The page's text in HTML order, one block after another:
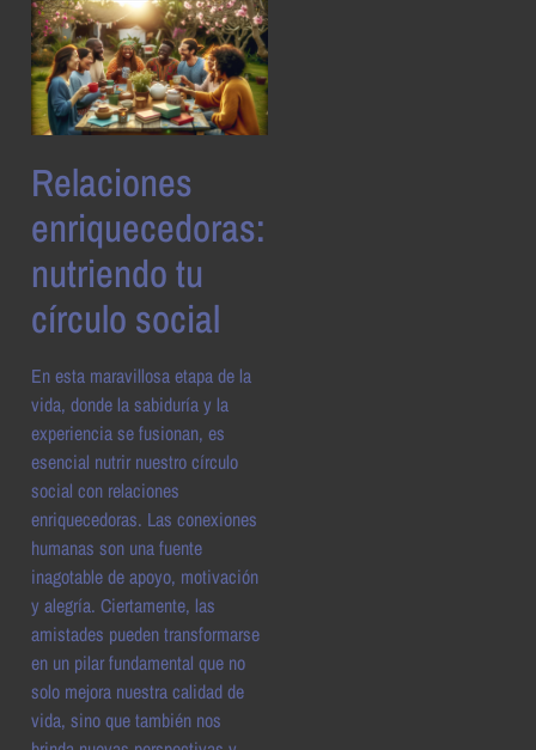
Relaciones
enriquecedoras:
nutriendo tu
círculo social
En esta maravillosa etapa de la
vida, donde la sabiduría y la
experiencia se fusionan, es
esencial nutrir nuestro círculo
social con relaciones
enriquecedoras. Las conexiones
humanas son una fuente
inagotable de apoyo, motivación
y alegría. Ciertamente, las
amistades pueden transformarse
en un pilar fundamental que no
solo mejora nuestra calidad de
vida, sino que también nos